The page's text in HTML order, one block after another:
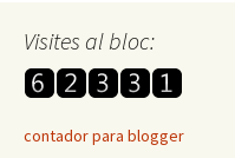
Visites al bloc:
contador para blogger